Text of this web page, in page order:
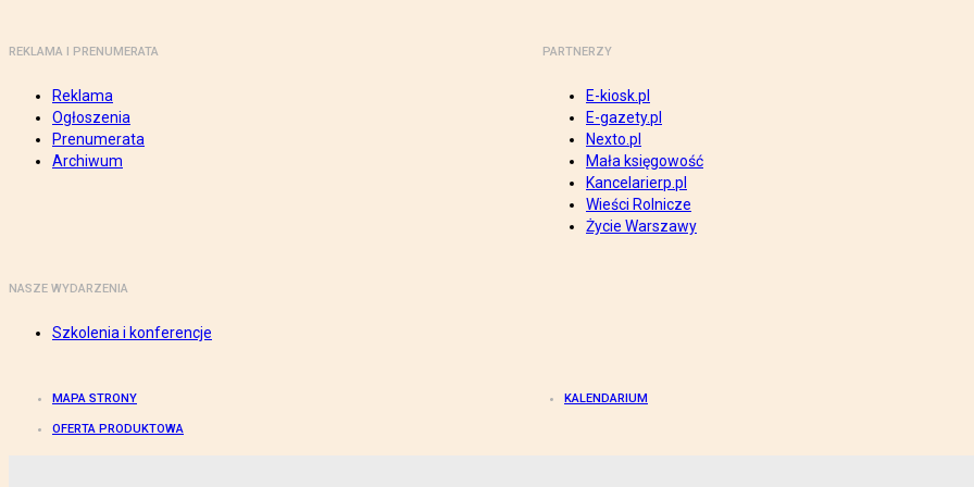
REKLAMA I PRENUMERATA
Reklama
Ogłoszenia
Prenumerata
Archiwum
PARTNERZY
E-kiosk.pl
E-gazety.pl
Nexto.pl
Mała księgowość
Kancelarierp.pl
Wieści Rolnicze
Życie Warszawy
NASZE WYDARZENIA
Szkolenia i konferencje
MAPA STRONY KALENDARIUM
OFERTA PRODUKTOWA